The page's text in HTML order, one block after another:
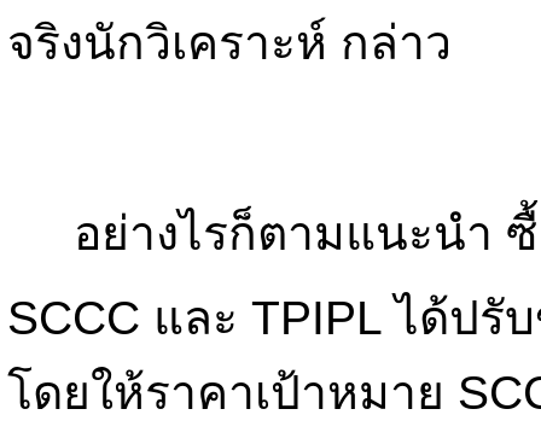
จริงนักวิเคราะห์ กล่าว
อย่างไรก็ตามแนะนำ ซื้
SCCC และ TPIPL ได้ป
โดยให้ราคาเป้าหมาย